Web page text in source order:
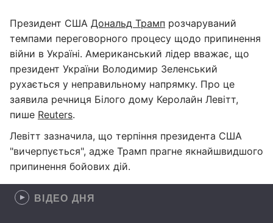
Президент США Дональд Трамп розчаруваний
темпами переговорного процесу щодо припинення
війни в Україні. Американський лідер вважає, що
президент України Володимир Зеленський
рухається у неправильному напрямку. Про це
заявила речниця Білого дому Керолайн Левітт,
пише Reuters.
Левітт зазначила, що терпіння президента США
"вичерпується", адже Трамп прагне якнайшвидшого
припинення бойових дій.
ВІДЕО ДНЯ